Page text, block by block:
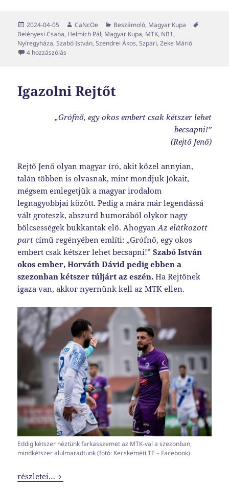
Közzétéve
2024-04-05 Szerző
CaNcOe Kategória
Beszámoló, Magyar Kupa
Belényesi Csaba, Helmich Pál, Magyar Kupa, MTK, NB1,
Nyíregyháza,Szabó István,Szendrei Ákos,Szpari,Zeke Márió
4 hozzászólás
Igazolni Rejtőt
„Grófnő, egy okos embert csak kétszer lehet
becsapni!”
(Rejtő Jenő)
Rejtő Jenő olyan magyar író, akit közel annyian,
talán többen is olvasnak, mint mondjuk Jókait,
mégsem emlegetjük a magyar irodalom
legnagyobbjai között. Pedig a mára már legendássá
vált groteszk, abszurd humorából olykor nagy
bölcsességek bukkantak elő. AhogyanAz elátkozott
part című regényében említi: „Grófnő, egy okos
embert csak kétszer lehet becsapni!”Szabó István
okos ember, Horváth Dávid pedig ebben a
szezonban kétszer túljárt az eszén. Ha Rejtőnek
igaza van, akkor nyernünk kell az MTK ellen.
Eddig kétszer néztünk farkasszemet az MTK-val a szezonban,
mindkétszer alulmaradtunk (fotó: Kecskeméti TE – Facebook)
Igazolni Rejtőt
részletei…